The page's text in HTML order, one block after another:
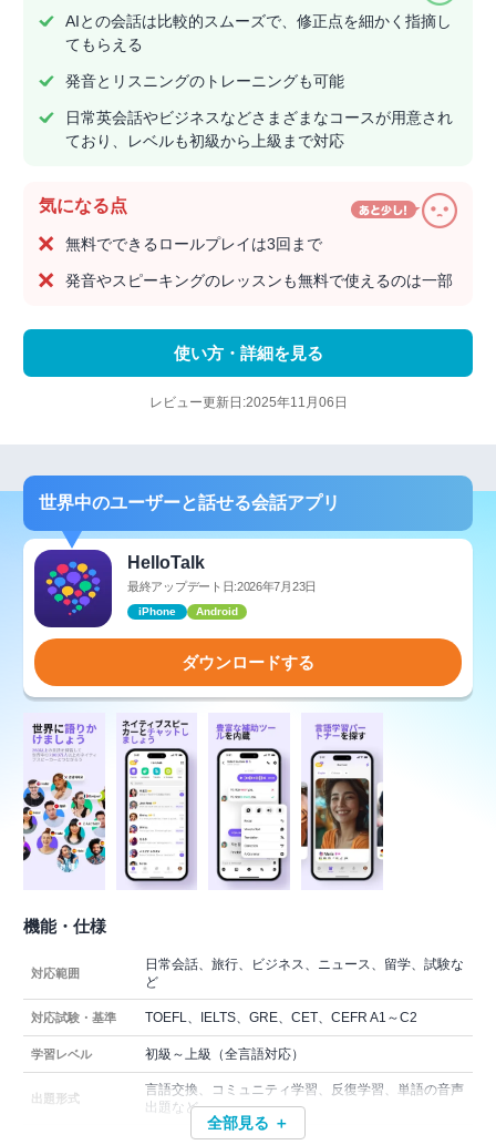
AIとの会話は比較的スムーズで、修正点を細かく指摘し
てもらえる
発音とリスニングのトレーニングも可能
日常英会話やビジネスなどさまざまなコースが用意され
ており、レベルも初級から上級まで対応
気になる点
無料でできるロールプレイは3回まで
発音やスピーキングのレッスンも無料で使えるのは一部
使い方・詳細を見る
レビュー更新日:2025年11月06日
世界中のユーザーと話せる会話アプリ
HelloTalk
最終アップデート日:2026年7月23日
iPhone Android
ダウンロードする
機能・仕様
対応範囲
日常会話、旅行、ビジネス、ニュース、留学、試験な
ど
対応試験・基準 TOEFL、IELTS、GRE、CET、CEFR A1～C2
学習レベル 初級～上級（全言語対応）
出題形式
言語交換、コミュニティ学習、反復学習、単語の音声
出題など
全部見る ＋